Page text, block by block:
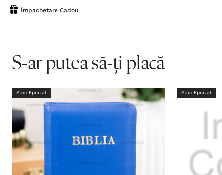
Împachetare Cadou
S-ar putea să-ți placă
Stoc Epuizat Stoc Epuizat